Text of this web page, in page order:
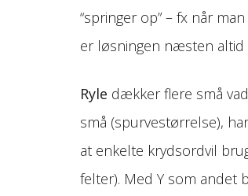
“springer op” – fx når
er løsningen næsten altid
Ryle dækker flere små
små (spurvestørrelse),
at enkelte krydsordvil
felter). Med Y som andet